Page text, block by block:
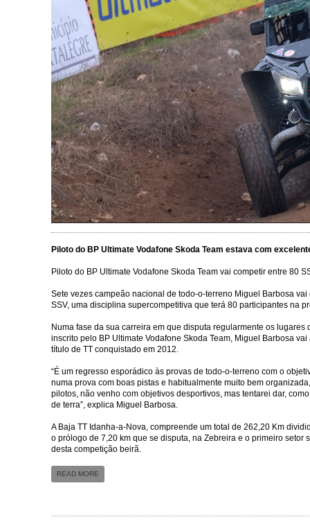
Piloto do BP Ultimate Vodafone Skoda Team estava com
Piloto do BP Ultimate Vodafone Skoda Team vai competir entre 80
Sete vezes campeão nacional de todo-o-terreno Miguel Barbosa
SSV, uma disciplina supercompetitiva que terá 80 participantes na
Numa fase da sua carreira em que disputa regularmente os
inscrito pelo BP Ultimate Vodafone Skoda Team, Miguel Barbosa
título de TT conquistado em 2012.
“É um regresso esporádico às provas de todo-o-terreno com o
numa prova com boas pistas e habitualmente muito bem
pilotos, não venho com objetivos desportivos, mas tentarei dar,
de terra”, explica Miguel Barbosa.
A Baja TT Idanha-a-Nova, compreende um total de 262,20 Km
o prólogo de 7,20 km que se disputa, na Zebreira e o primeiro
desta competição beirã.
READ MORE